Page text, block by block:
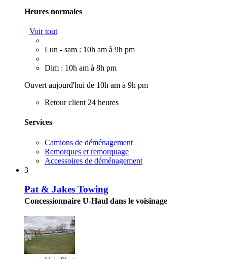
Heures normales
Voir tout
Lun - sam : 10h am à 9h pm
Dim : 10h am à 8h pm
Ouvert aujourd'hui de 10h am à 9h pm
Retour client 24 heures
Services
Camions de déménagement
Remorques et remorquage
Accessoires de déménagement
3
Pat & Jakes Towing
Concessionnaire U-Haul dans le voisinage